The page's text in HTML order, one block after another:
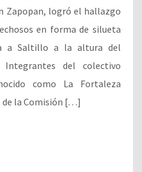
Zapopan, logró el hallazgo
en forma de silueta
a Saltillo a la altura del
del colectivo
como La Fortaleza
de la Comisión […]